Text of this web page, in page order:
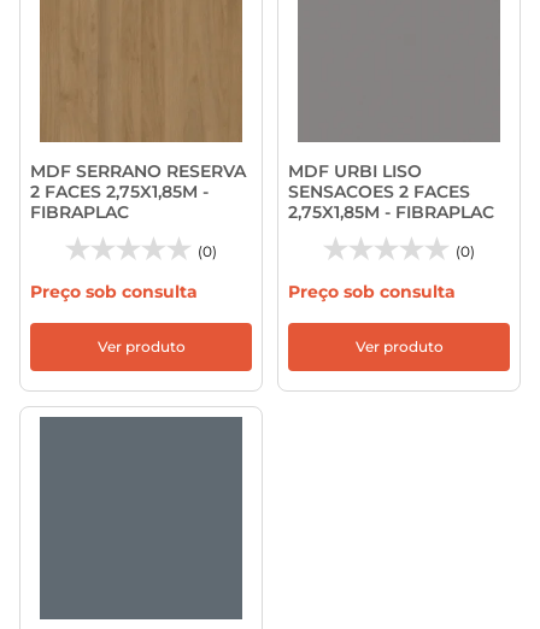
MDF SERRANO RESERVA
2 FACES 2,75X1,85M -
FIBRAPLAC
(0)
Preço sob consulta
Ver produto
MDF URBI LISO
SENSACOES 2 FACES
2,75X1,85M - FIBRAPLAC
(0)
Preço sob consulta
Ver produto